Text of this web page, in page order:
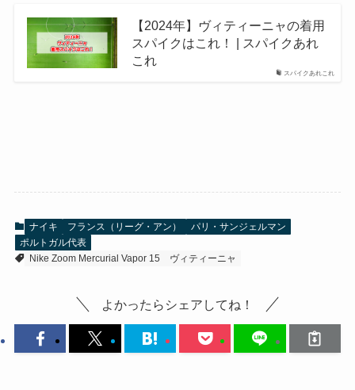
スパイクあれこれ
【2024年】ヴィティーニャの着用
スパイクはこれ！ | スパイクあれ
これ
ナイキ フランス（リーグ・アン）
パリ・サンジェルマン
ポルトガル代表
Nike Zoom Mercurial Vapor 15
ヴィティーニャ
よかったらシェアしてね！